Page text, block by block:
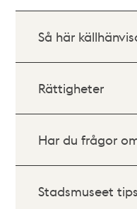
Så här
Rättigheter
Har du frågor
Stadsmuseet